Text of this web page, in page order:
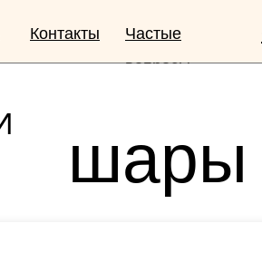
Контакты
Частые
вопросы
шары
гелием